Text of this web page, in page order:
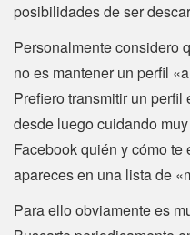
posibilidades de ser
Personalmente considero
no es mantener un perfil
Prefiero transmitir un
desde luego cuidando
Facebook quién y cómo te
apareces en una lista de
Para ello obviamente es